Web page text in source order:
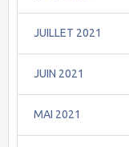
JUILLET 2021
JUIN 2021
MAI 2021